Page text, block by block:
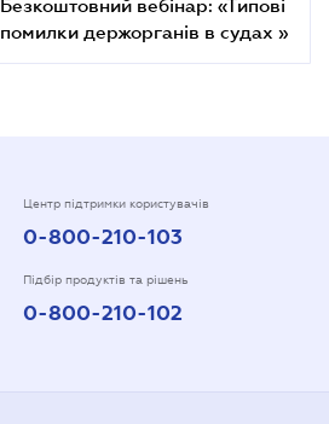
Безкоштовний вебінар: «Типові
помилки держорганів в судах »
Центр підтримки користувачів
0-800-210-103
Підбір продуктів та рішень
0-800-210-102